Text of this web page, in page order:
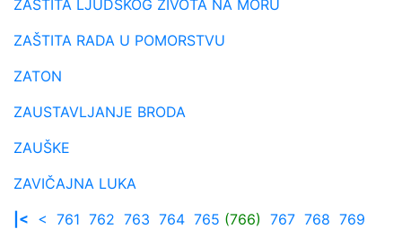
ZAŠTITA LJUDSKOG ŽIVOTA NA MORU
ZAŠTITA RADA U POMORSTVU
ZATON
ZAUSTAVLJANJE BRODA
ZAUŠKE
ZAVIČAJNA LUKA
|< < 761 762 763 764 765 (766) 767 768 769